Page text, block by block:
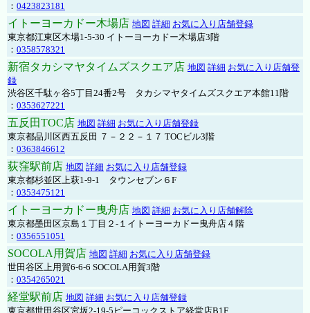
： 0423823181
イトーヨーカドー木場店 地図 詳細 お気に入り店舗登録
東京都江東区木場1-5-30 イトーヨーカドー木場店3階
： 0358578321
新宿タカシマヤタイムズスクエア店 地図 詳細 お気に入り店舗登
録
渋谷区千駄ヶ谷5丁目24番2号 タカシマヤタイムズスクエア本館11階
： 0353627221
五反田TOC店 地図 詳細 お気に入り店舗登録
東京都品川区西五反田 ７－２２－１７ TOCビル3階
： 0363846612
荻窪駅前店 地図 詳細 お気に入り店舗登録
東京都杉並区上萩1-9-1 タウンセブン６F
： 0353475121
イトーヨーカドー曳舟店 地図 詳細 お気に入り店舗解除
東京都墨田区京島１丁目２-１イトーヨーカドー曳舟店４階
： 0356551051
SOCOLA用賀店 地図 詳細 お気に入り店舗登録
世田谷区上用賀6-6-6 SOCOLA用賀3階
： 0354265021
経堂駅前店 地図 詳細 お気に入り店舗登録
東京都世田谷区宮坂2-19-5ピーコックストア経堂店B1F